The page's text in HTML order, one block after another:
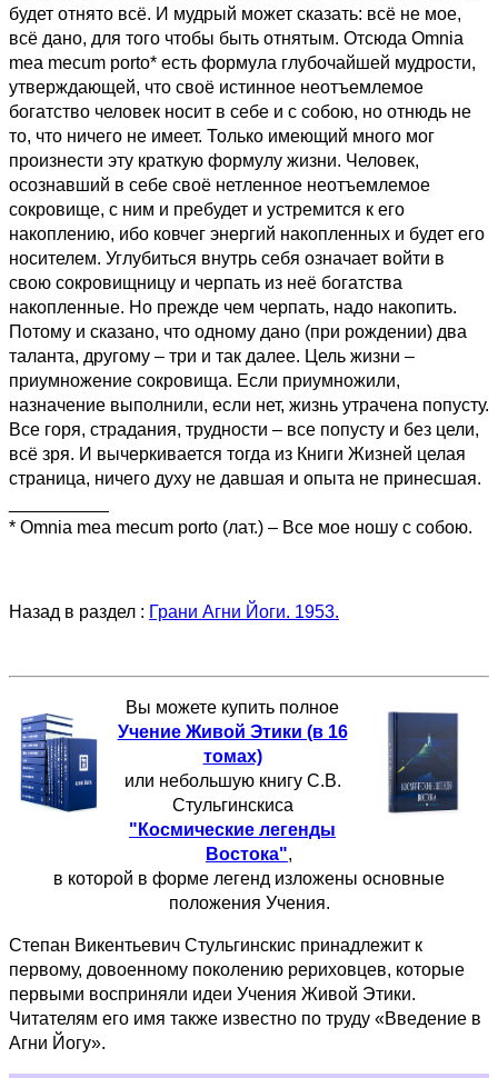
будет отнято всё. И мудрый может сказать: всё не мое,
всё дано, для того чтобы быть отнятым. Отсюда Omnia
mea mecum porto* есть формула глубочайшей мудрости,
утверждающей, что своё истинное неотъемлемое
богатство человек носит в себе и с собою, но отнюдь не
то, что ничего не имеет. Только имеющий много мог
произнести эту краткую формулу жизни. Человек,
осознавший в себе своё нетленное неотъемлемое
сокровище, с ним и пребудет и устремится к его
накоплению, ибо ковчег энергий накопленных и будет его
носителем. Углубиться внутрь себя означает войти в
свою сокровищницу и черпать из неё богатства
накопленные. Но прежде чем черпать, надо накопить.
Потому и сказано, что одному дано (при рождении) два
таланта, другому – три и так далее. Цель жизни –
приумножение сокровища. Если приумножили,
назначение выполнили, если нет, жизнь утрачена попусту.
Все горя, страдания, трудности – все попусту и без цели,
всё зря. И вычеркивается тогда из Книги Жизней целая
страница, ничего духу не давшая и опыта не принесшая.
* Omnia mea mecum porto (лат.) – Все мое ношу с собою.
Назад в раздел : Грани Агни Йоги. 1953.
Вы можете купить полное
Учение Живой Этики (в 16
томах)
или небольшую книгу С.В.
Стульгинскиса
"Космические легенды
Востока",
в которой в форме легенд изложены основные
положения Учения.
Степан Викентьевич Стульгинскис принадлежит к
первому, довоенному поколению рериховцев, которые
первыми восприняли идеи Учения Живой Этики.
Читателям его имя также известно по труду «Введение в
Агни Йогу».